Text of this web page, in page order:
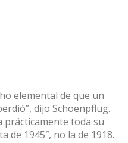
elemental de que un
dijo Schoenpflug.
prácticamente toda su
de 1945″, no la de 1918.